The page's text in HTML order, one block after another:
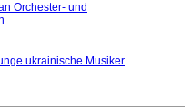
Orchester- und
ukrainische Musiker